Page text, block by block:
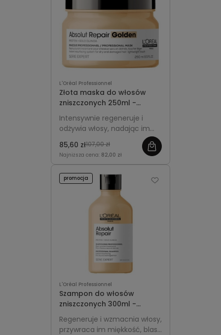
L'Oréal Professionnel
Złota maska do włosów
zniszczonych 250ml -
L'Oréal Professionnel
Absolut Repair Gold
Intensywnie regeneruje i
odżywia włosy, nadając im
miękkość, gładkość i lśniący,
zdrowy wygląd.
85,60 zł107,00 zł
Najniższa cena: 82,00 zł
L'Oréal Professionnel
Szampon do włosów
zniszczonych 300ml -
L'Oréal Professionnel
Absolut Repair
Regeneruje i wzmacnia włosy,
przywraca im miękkość, blask
promocja